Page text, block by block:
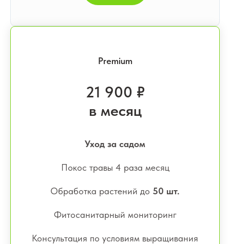
Premium
21 900 ₽
в месяц
Уход за садом
Покос травы 4 раза месяц
Обработка растений до 50 шт.
Фитосанитарный мониторинг
Консультация по условиям выращивания